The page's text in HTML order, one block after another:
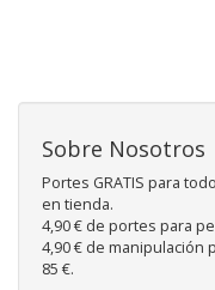
Sobre Nosotros
Portes GRATIS para
en tienda.
4,90 € de portes para
4,90 € de manipulación
85 €.